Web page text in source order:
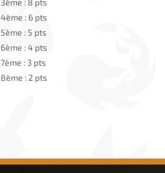
3ème : 8 pts
4ème : 6 pts
5ème : 5 pts
6ème : 4 pts
7ème : 3 pts
8ème : 2 pts